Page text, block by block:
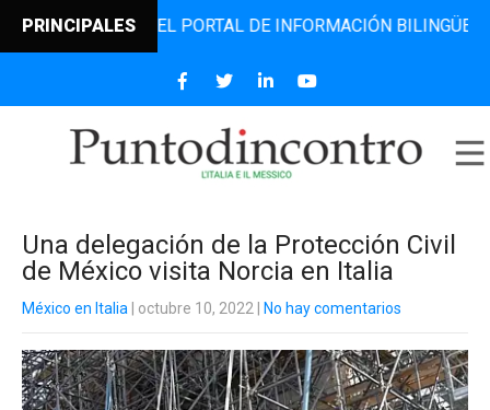
PRINCIPALESEL PORTAL DE INFORMACIÓN BILINGÜE QUE
Una delegación de la Protección Civil
de México visita Norcia en Italia
México en Italia | octubre 10, 2022 No hay comentarios